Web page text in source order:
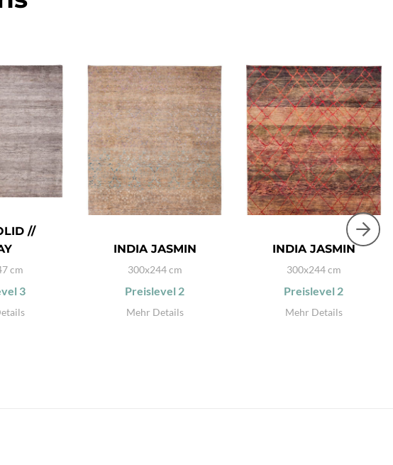
//
cm
3
INDIA JASMIN
300x244 cm
Preislevel 2
Mehr Details
INDIA JASMIN
300x244 cm
Preislevel 2
Mehr Details